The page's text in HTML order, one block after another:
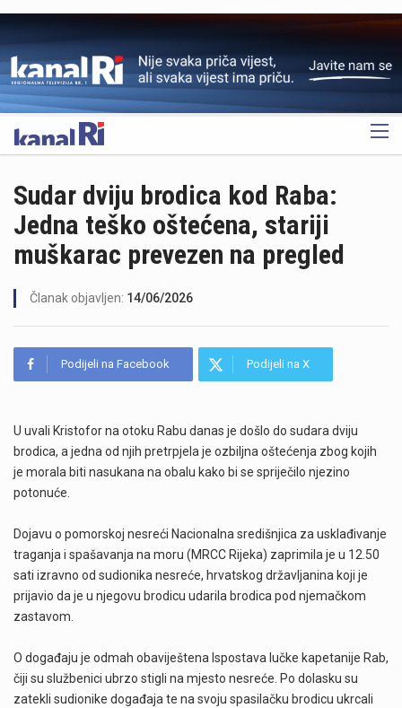
OGLAS
Sudar dviju brodica kod Raba:
Jedna teško oštećena, stariji
muškarac prevezen na pregled
Članak objavljen: 14/06/2026
Podijeli na Facebook Podijeli na X
U uvali Kristofor na otoku Rabu danas je došlo do sudara dviju
brodica, a jedna od njih pretrpjela je ozbiljna oštećenja zbog kojih
je morala biti nasukana na obalu kako bi se spriječilo njezino
potonuće.
Dojavu o pomorskoj nesreći Nacionalna središnjica za usklađivanje
traganja i spašavanja na moru (MRCC Rijeka) zaprimila je u 12.50
sati izravno od sudionika nesreće, hrvatskog državljanina koji je
prijavio da je u njegovu brodicu udarila brodica pod njemačkom
zastavom.
O događaju je odmah obaviještena Ispostava lučke kapetanije Rab,
čiji su službenici ubrzo stigli na mjesto nesreće. Po dolasku su
zatekli sudionike događaja te na svoju spasilačku brodicu ukrcali